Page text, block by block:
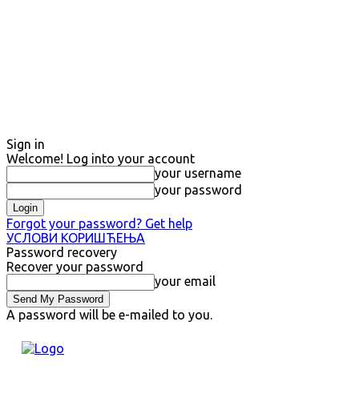
Sign in
Welcome! Log into your account
your username
your password
Forgot your password? Get help
УСЛОВИ КОРИШЋЕЊА
Password recovery
Recover your password
your email
A password will be e-mailed to you.